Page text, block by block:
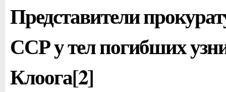
Представители
ССР у тел погибших
Клоога[2]